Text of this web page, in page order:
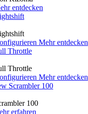
entdecken
Mehr entdecken
Throttle
Throttle
Mehr entdecken
Scrambler 100
100
erfahren